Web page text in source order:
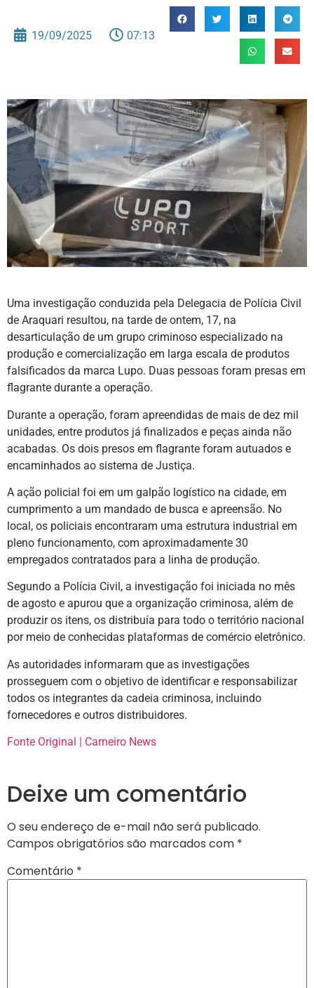
19/09/2025 07:13
Uma investigação conduzida pela Delegacia de Polícia Civil
de Araquari resultou, na tarde de ontem, 17, na
desarticulação de um grupo criminoso especializado na
produção e comercialização em larga escala de produtos
falsificados da marca Lupo. Duas pessoas foram presas em
flagrante durante a operação.
Durante a operação, foram apreendidas de mais de dez mil
unidades, entre produtos já finalizados e peças ainda não
acabadas. Os dois presos em flagrante foram autuados e
encaminhados ao sistema de Justiça.
A ação policial foi em um galpão logístico na cidade, em
cumprimento a um mandado de busca e apreensão. No
local, os policiais encontraram uma estrutura industrial em
pleno funcionamento, com aproximadamente 30
empregados contratados para a linha de produção.
Segundo a Polícia Civil, a investigação foi iniciada no mês
de agosto e apurou que a organização criminosa, além de
produzir os itens, os distribuía para todo o território nacional
por meio de conhecidas plataformas de comércio eletrônico.
As autoridades informaram que as investigações
prosseguem com o objetivo de identificar e responsabilizar
todos os integrantes da cadeia criminosa, incluindo
fornecedores e outros distribuidores.
Fonte Original | Carneiro News
Deixe um comentário
O seu endereço de e-mail não será publicado.
Campos obrigatórios são marcados com *
Comentário *